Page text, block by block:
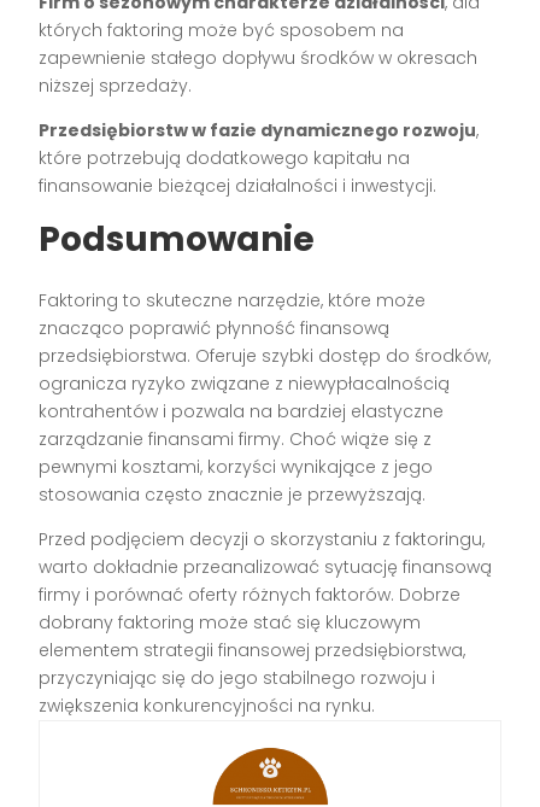
których faktoring może być sposobem na
zapewnienie stałego dopływu środków w okresach
niższej sprzedaży.
Przedsiębiorstw w fazie dynamicznego rozwoju,
które potrzebują dodatkowego kapitału na
finansowanie bieżącej działalności i inwestycji.
Podsumowanie
Faktoring to skuteczne narzędzie, które może
znacząco poprawić płynność finansową
przedsiębiorstwa. Oferuje szybki dostęp do środków,
ogranicza ryzyko związane z niewypłacalnością
kontrahentów i pozwala na bardziej elastyczne
zarządzanie finansami firmy. Choć wiąże się z
pewnymi kosztami, korzyści wynikające z jego
stosowania często znacznie je przewyższają.
Przed podjęciem decyzji o skorzystaniu z faktoringu,
warto dokładnie przeanalizować sytuację finansową
firmy i porównać oferty różnych faktorów. Dobrze
dobrany faktoring może stać się kluczowym
elementem strategii finansowej przedsiębiorstwa,
przyczyniając się do jego stabilnego rozwoju i
zwiększenia konkurencyjności na rynku.